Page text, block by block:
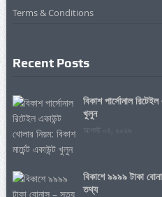
Terms & Conditions
Recent Posts
বিকাশ পার্সোনাল
খুলুন
আগস্ট ০৪, ২০২৬
বিকাশে ৯৯৯৯ টাকা
তথ্য